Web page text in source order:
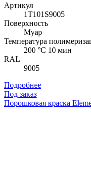
Артикул
1T101S9005
Поверхность
Муар
Температура
200 °C 10 мин
RAL
9005
Подробнее
Под заказ
Порошковая краска